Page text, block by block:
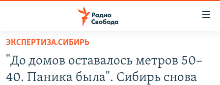
упрощенного
доступа
Вернуться
ПРОГРАММЫ
ПОДКАСТЫ
ЭКСПЕРТИЗА.СИБИРЬ
"До домов оставалось метров 50–
40. Паника была". Сибирь снова